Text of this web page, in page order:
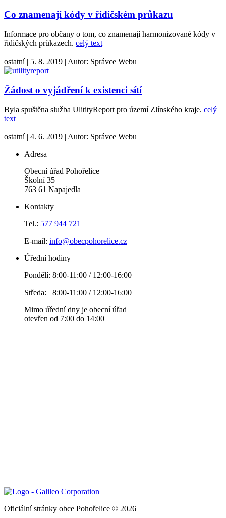
Co znamenají kódy v řidičském průkazu
Informace pro občany o tom, co znamenají harmonizované kódy v
řidičských průkazech. celý text
ostatní | 5. 8. 2019 | Autor: Správce Webu
Žádost o vyjádření k existenci sítí
Byla spuštěna služba UlitityReport pro území Zlínského kraje. celý
text
ostatní | 4. 6. 2019 | Autor: Správce Webu
Adresa
Obecní úřad Pohořelice
Školní 35
763 61 Napajedla
Kontakty
Tel.: 577 944 721
E-mail: info@obecpohorelice.cz
Úřední hodiny
Pondělí: 8:00-11:00 / 12:00-16:00
Středa: 8:00-11:00 / 12:00-16:00
Mimo úřední dny je obecní úřad
otevřen od 7:00 do 14:00
Oficiální stránky obce Pohořelice © 2026